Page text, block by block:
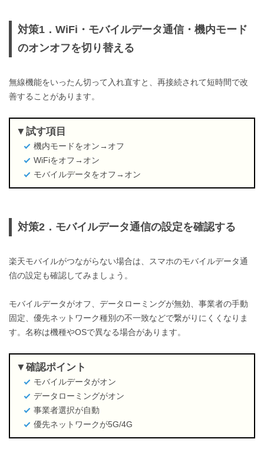
対策1．WiFi・モバイルデータ通信・機内モード
のオンオフを切り替える
無線機能をいったん切って入れ直すと、再接続されて短時間で改
善することがあります。
試す項目
機内モードをオン→オフ
WiFiをオフ→オン
モバイルデータをオフ→オン
対策2．モバイルデータ通信の設定を確認する
楽天モバイルがつながらない場合は、スマホのモバイルデータ通
信の設定も確認してみましょう。
モバイルデータがオフ、データローミングが無効、事業者の手動
固定、優先ネットワーク種別の不一致などで繋がりにくくなりま
す。名称は機種やOSで異なる場合があります。
確認ポイント
モバイルデータがオン
データローミングがオン
事業者選択が自動
優先ネットワークが5G/4G